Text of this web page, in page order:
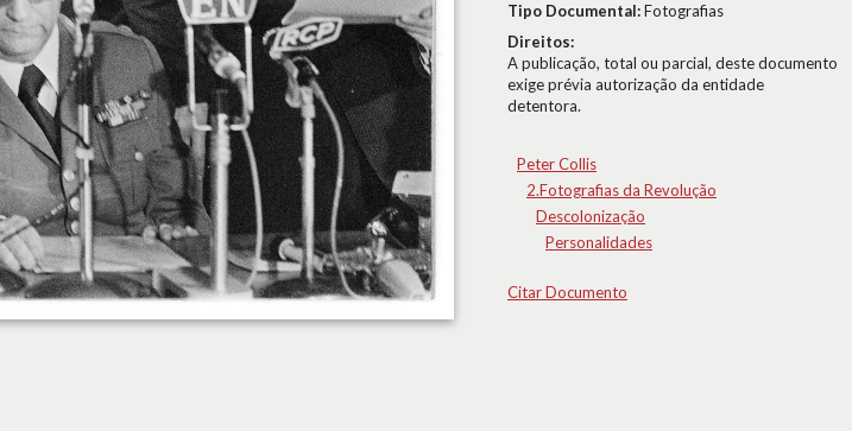
Tipo Documental:Fotografias
Direitos:
A publicação, total ou parcial, deste documento
exige prévia autorização da entidade
detentora.
Peter Collis
2.Fotografias da Revolução
Descolonização
Personalidades
Citar Documento